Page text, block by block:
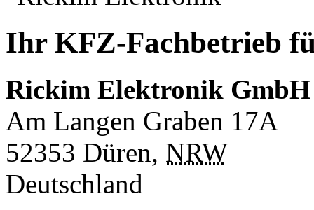
Ihr KFZ-Fachbetrieb
Rickim Elektronik GmbH
Am Langen Graben 17A
52353 Düren, NRW
Deutschland